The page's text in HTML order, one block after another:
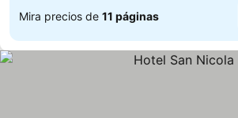
Mira precios de 11 páginas